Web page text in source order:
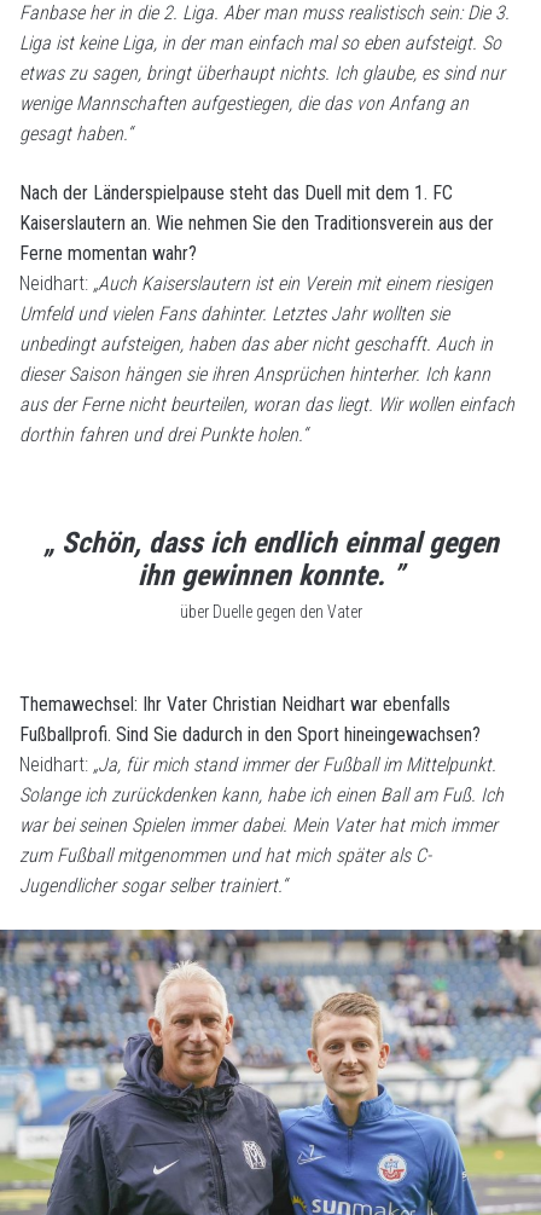
Fanbase her in die 2. Liga. Aber man muss realistisch sein: Die 3.
Liga ist keine Liga, in der man einfach mal so eben aufsteigt. So
etwas zu sagen, bringt überhaupt nichts. Ich glaube, es sind nur
wenige Mannschaften aufgestiegen, die das von Anfang an
gesagt haben.“
Nach der Länderspielpause steht das Duell mit dem 1. FC
Kaiserslautern an. Wie nehmen Sie den Traditionsverein aus der
Ferne momentan wahr?
Neidhart: „Auch Kaiserslautern ist ein Verein mit einem riesigen
Umfeld und vielen Fans dahinter. Letztes Jahr wollten sie
unbedingt aufsteigen, haben das aber nicht geschafft. Auch in
dieser Saison hängen sie ihren Ansprüchen hinterher. Ich kann
aus der Ferne nicht beurteilen, woran das liegt. Wir wollen einfach
dorthin fahren und drei Punkte holen.“
„ Schön, dass ich endlich einmal gegen
ihn gewinnen konnte. ”
über Duelle gegen den Vater
Themawechsel: Ihr Vater Christian Neidhart war ebenfalls
Fußballprofi. Sind Sie dadurch in den Sport hineingewachsen?
Neidhart: „Ja, für mich stand immer der Fußball im Mittelpunkt.
Solange ich zurückdenken kann, habe ich einen Ball am Fuß. Ich
war bei seinen Spielen immer dabei. Mein Vater hat mich immer
zum Fußball mitgenommen und hat mich später als C-
Jugendlicher sogar selber trainiert.“